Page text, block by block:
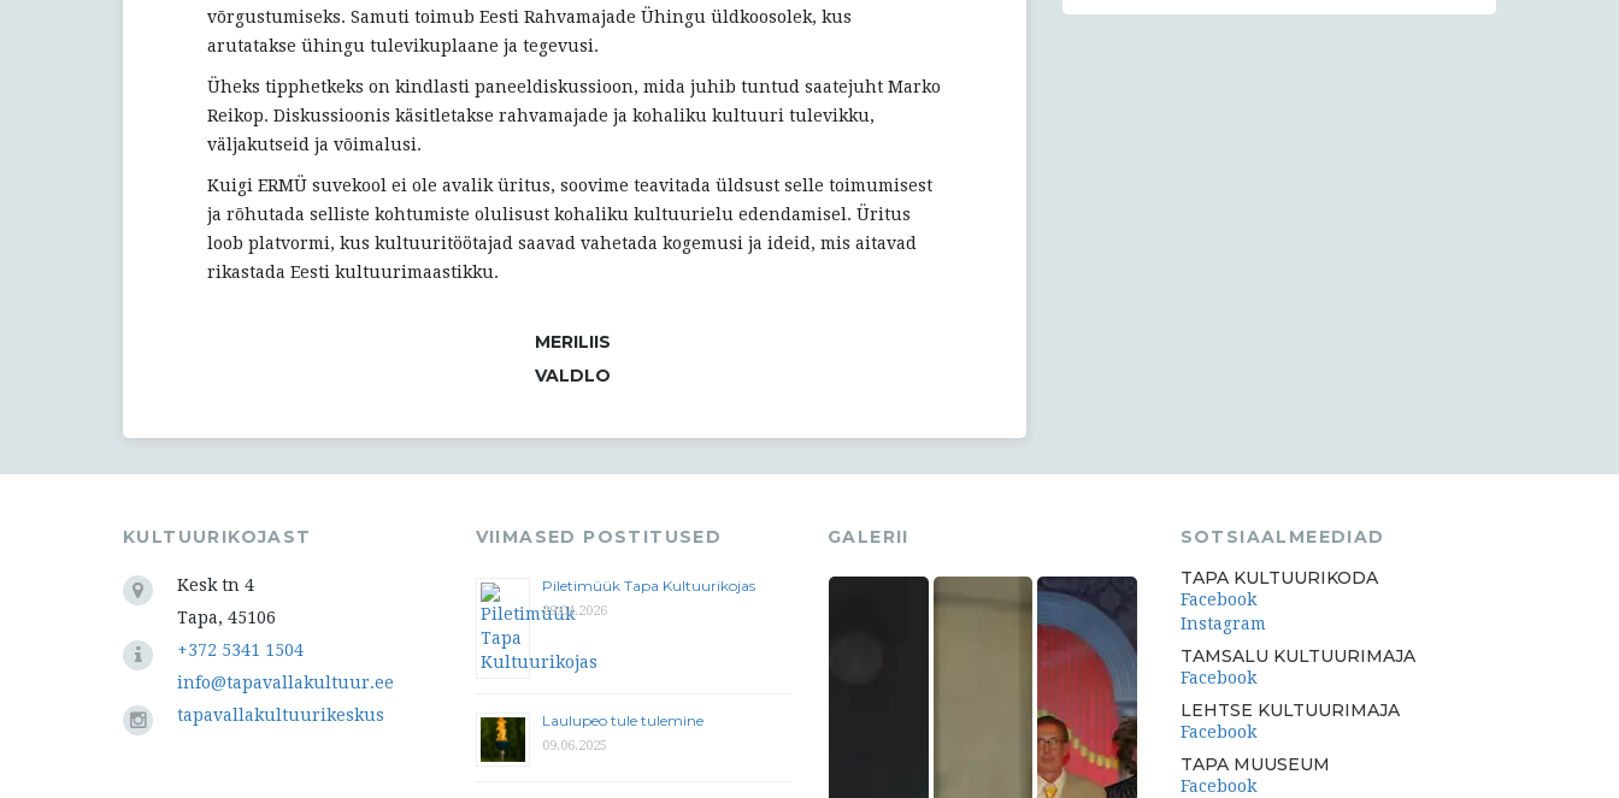
võrgustumiseks. Samuti toimub Eesti Rahvamajade Ühingu üldkoosolek, kus
arutatakse ühingu tulevikuplaane ja tegevusi.
Üheks tipphetkeks on kindlasti paneeldiskussioon, mida juhib tuntud saatejuht Marko
Reikop. Diskussioonis käsitletakse rahvamajade ja kohaliku kultuuri tulevikku,
väljakutseid ja võimalusi.
Kuigi ERMÜ suvekool ei ole avalik üritus, soovime teavitada üldsust selle toimumisest
ja rõhutada selliste kohtumiste olulisust kohaliku kultuurielu edendamisel. Üritus
loob platvormi, kus kultuuritöötajad saavad vahetada kogemusi ja ideid, mis aitavad
rikastada Eesti kultuurimaastikku.
MERILIIS
VALDLO
KULTUURIKOJAST
Kesk tn 4
Tapa, 45106
+372 5341 1504
info@tapavallakultuur.ee
tapavallakultuurikeskus
VIIMASED POSTITUSED
Piletimüük Tapa Kultuurikojas
29.04.2026
Laulupeo tule tulemine
09.06.2025
GALERII
SOTSIAALMEEDIAD
TAPA KULTUURIKODA
Facebook
Instagram
TAMSALU KULTUURIMAJA
Facebook
LEHTSE KULTUURIMAJA
Facebook
TAPA MUUSEUM
Facebook